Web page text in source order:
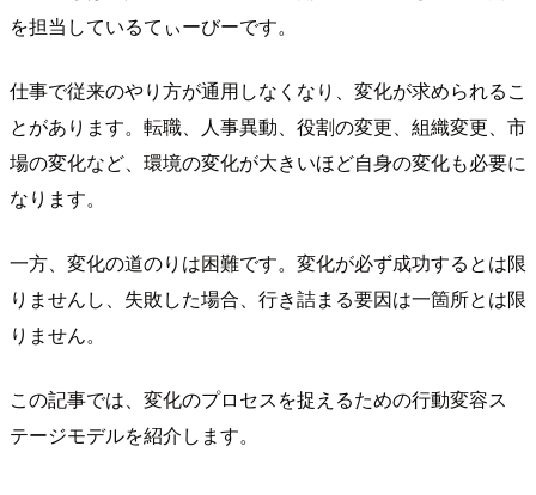
を担当しているてぃーびーです。
仕事で従来のやり方が通用しなくなり、変化が求められるこ
とがあります。転職、人事異動、役割の変更、組織変更、市
場の変化など、環境の変化が大きいほど自身の変化も必要に
なります。
一方、変化の道のりは困難です。変化が必ず成功するとは限
りませんし、失敗した場合、行き詰まる要因は一箇所とは限
りません。
この記事では、変化のプロセスを捉えるための行動変容ス
テージモデルを紹介します。